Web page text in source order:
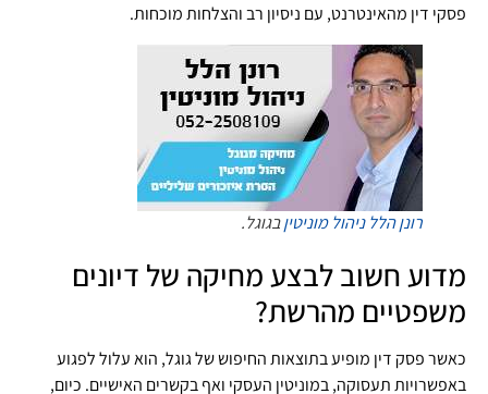
פסקי דין מהאינטרנט, עם ניסיון רב והצלחות מוכחות.
רונן הלל ניהול מוניטיןבגוגל.
מדוע חשוב לבצע מחיקה של דיונים
משפטיים מהרשת?
כאשר פסק דין מופיע בתוצאות החיפוש של גוגל, הוא עלול לפגוע
באפשרויות תעסוקה, במוניטין העסקי ואף בקשרים האישיים. כיום,